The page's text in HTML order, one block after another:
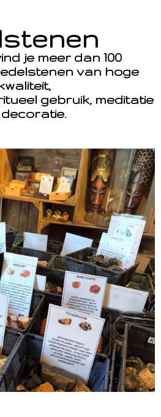
je meer dan 100
van hoge
gebruik, meditatie